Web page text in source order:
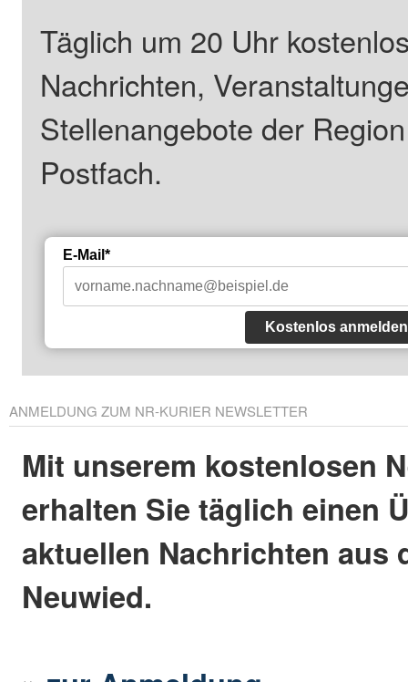
Täglich um 20 Uhr
Nachrichten,
Stellenangebote der
Postfach.
E-Mail*
Kostenlos anmelden
ANMELDUNG ZUM NR-KURIER NEWSLETTER
Mit unserem kostenlosen
erhalten Sie täglich einen
aktuellen Nachrichten aus
Neuwied.